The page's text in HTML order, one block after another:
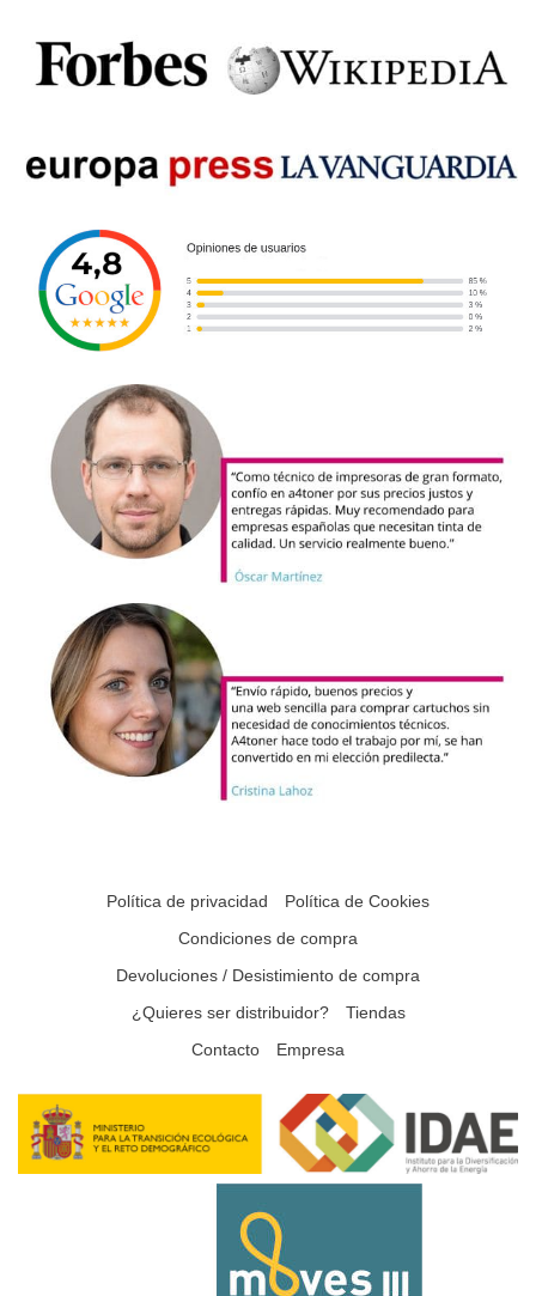
Política de privacidad
Política de Cookies
Condiciones de compra
Devoluciones / Desistimiento de compra
¿Quieres ser distribuidor?
Tiendas
Contacto
Empresa